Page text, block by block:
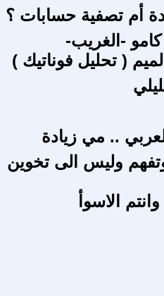
أم تصفية حسابات ؟
كامو -الغريب-
( تحليل فوناتيك )
.. مي زيادة
وتفهم وليس الى تخوين
الاسوأ